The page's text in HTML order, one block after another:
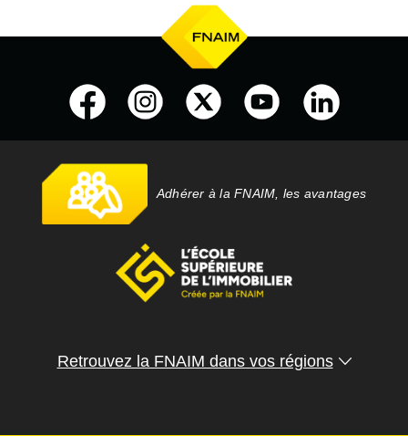
Adhérer à la FNAIM, les avantages
Retrouvez la FNAIM dans vos régions